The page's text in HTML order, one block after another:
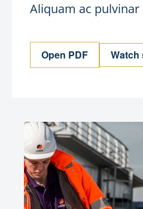
Aliquam ac pulvinar
Open PDF Watch